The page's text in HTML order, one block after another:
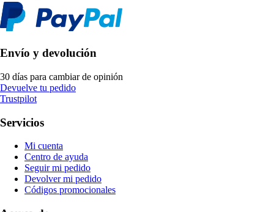
Envío y devolución
30 días para cambiar de opinión
Devuelve tu pedido
Trustpilot
Servicios
Mi cuenta
Centro de ayuda
Seguir mi pedido
Devolver mi pedido
Códigos promocionales